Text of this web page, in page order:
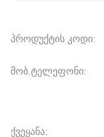
პროდუქტის კოდი
მობ.ტელეფონი
ქვეყანა